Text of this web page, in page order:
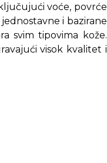
voće, povrće
i bazirane
svim tipovima kože.
visok kvalitet i